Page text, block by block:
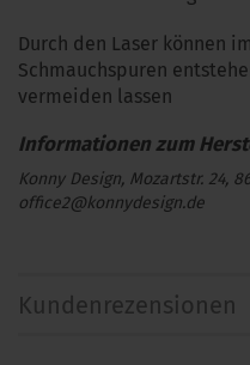
Durch den Laser können
Schmauchspuren
vermeiden lassen
Konny Design, Mozartstr. 24,
office2@konnydesign.de
Kundenrezensionen